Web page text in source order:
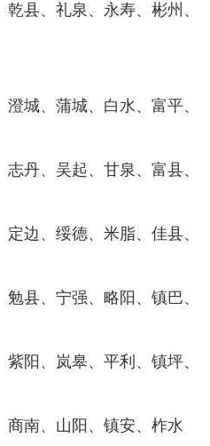
乾县、礼泉、永寿、彬州、
澄城、蒲城、白水、富平、
志丹、吴起、甘泉、富县、
边、绥德、米脂、佳县、
县、宁强、略阳、镇巴、
紫阳、岚皋、平利、镇坪、
南、山阳、镇安、 柞水